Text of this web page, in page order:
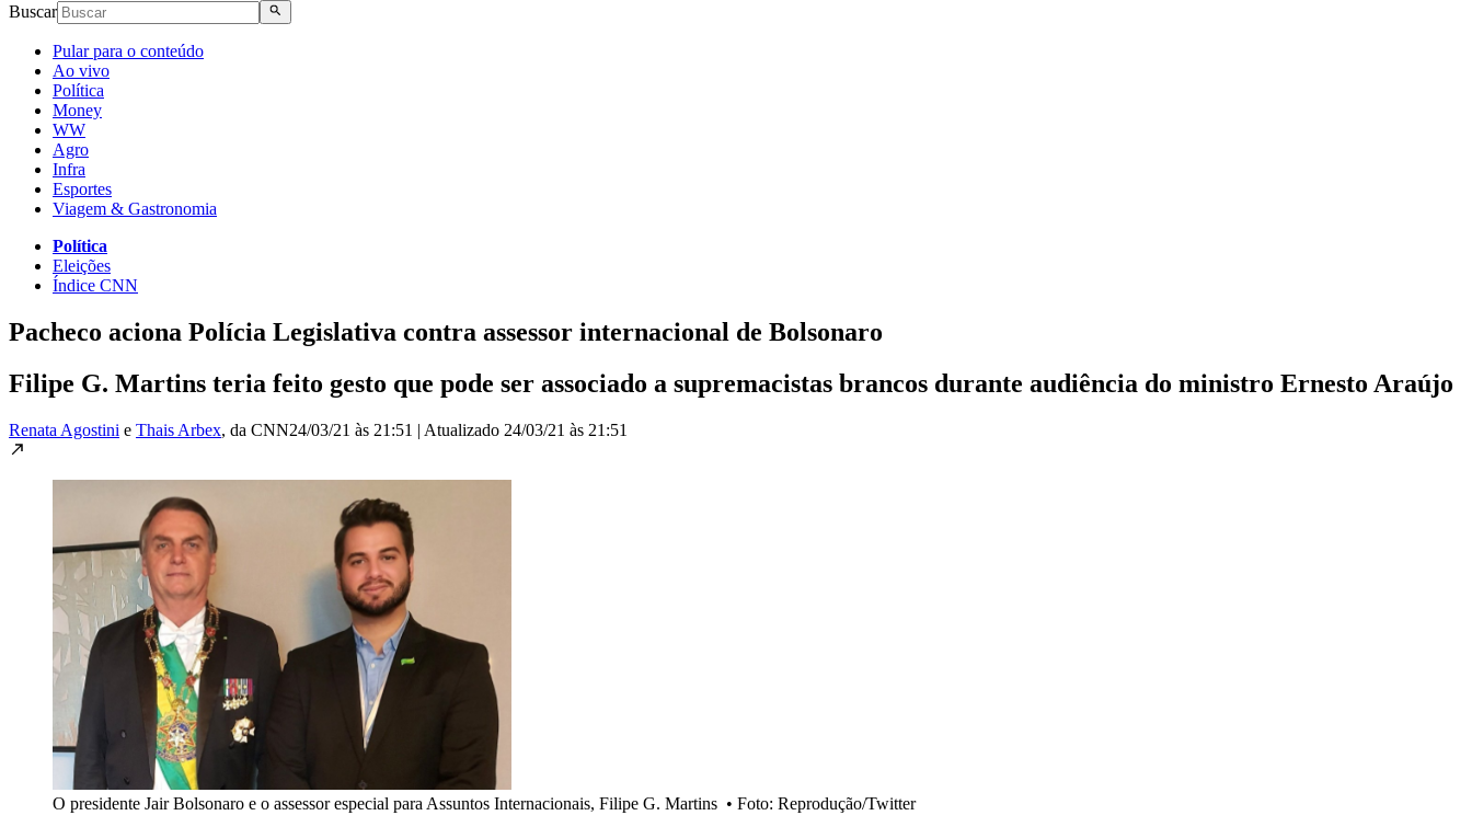
Buscar
Pular para o conteúdo
Ao vivo
Política
Money
WW
Agro
Infra
Esportes
Viagem & Gastronomia
Política
Eleições
Índice CNN
Pacheco aciona Polícia Legislativa contra assessor internacional de Bolsonaro
Filipe G. Martins teria feito gesto que pode ser associado a supremacistas brancos durante audiência do ministro Ernesto Araújo
Renata Agostini e Thais Arbex, da CNN24/03/21 às 21:51 | Atualizado 24/03/21 às 21:51
O presidente Jair Bolsonaro e o assessor especial para Assuntos Internacionais, Filipe G. Martins • Foto: Reprodução/Twitter